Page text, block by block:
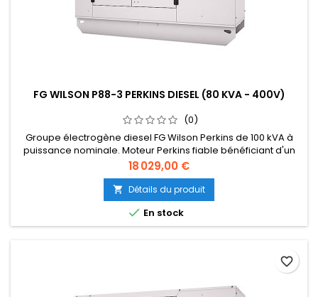
FG WILSON P88-3 PERKINS DIESEL (80 KVA - 400V)
(0)
Groupe électrogène diesel FG Wilson Perkins de 100 kVA à
puissance nominale. Moteur Perkins fiable bénéficiant d'un
support mondial. Construction robuste, adapté à une
utilisation continue ou de secours. Facile à entretenir et à
utiliser. {gformbuilderpro:3}
Prix
18 029,00 €
 Détails du produit
 En stock
favorite_border